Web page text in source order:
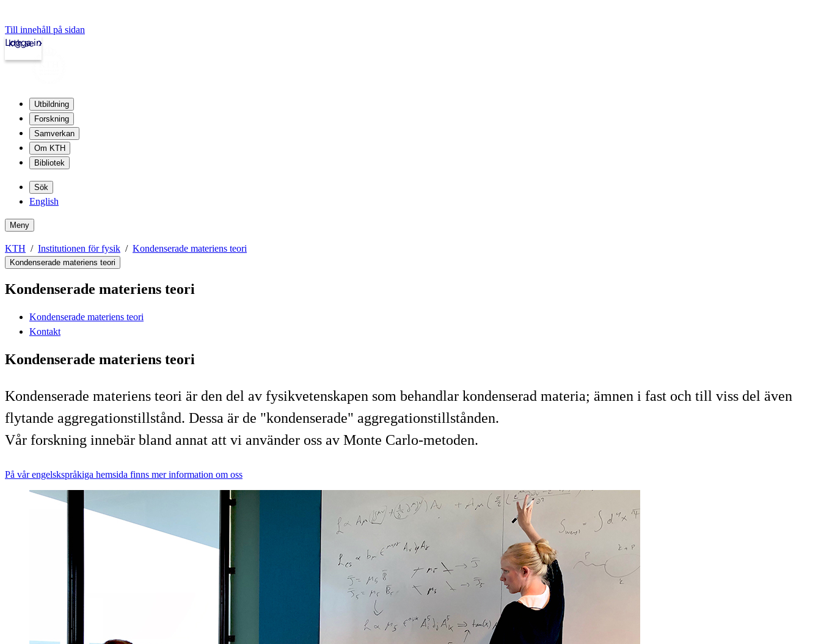
Till innehåll på sidan
kth.se
Logga in
Utbildning
Forskning
Samverkan
Om KTH
Bibliotek
Sök
English
Meny
KTH Institutionen för fysik Kondenserade materiens teori
Kondenserade materiens teori
Kondenserade materiens teori
Kondenserade materiens teori
Kontakt
Kondenserade materiens teori
Kondenserade materiens teori är den del av fysikvetenskapen som behandlar kondenserad materia; ämnen i fast och till viss del även
flytande aggregationstillstånd. Dessa är de "kondenserade" aggregationstillstånden.
Vår forskning innebär bland annat att vi använder oss av Monte Carlo-metoden.
På vår engelskspråkiga hemsida finns mer information om oss